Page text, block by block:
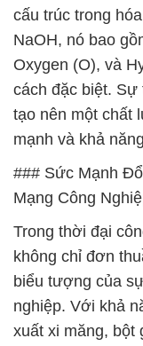
cấu trúc trong
NaOH, nó bao
Oxygen (O), và
cách đặc biệt.
tạo nên một chất
mạnh và khả
### Sức Mạnh
Mạng Công
Trong thời đại
không chỉ đơn
biểu tượng của
nghiệp. Với khả
xuất xi măng, bột